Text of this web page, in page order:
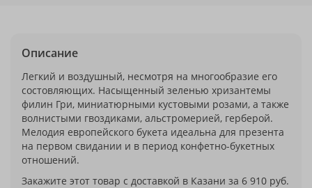
Описание
Легкий и воздушный, несмотря на многообразие его
состовляющих. Насыщенный зеленью хризантемы
филин Гри, миниатюрными кустовыми розами, а также
волнистыми гвоздиками, альстромерией, герберой.
Мелодия европейского букета идеальна для презента
на первом свидании и в период конфетно-букетных
отношений.
Закажите этот товар с доставкой в Казани за 6 910 руб.